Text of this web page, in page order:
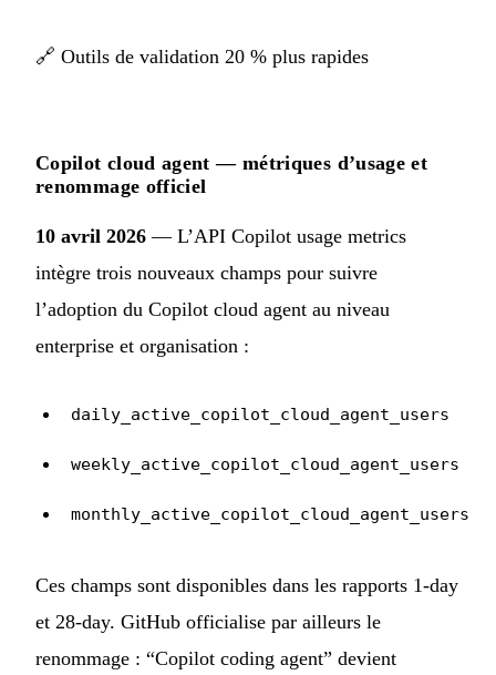
🔗 Outils de validation 20 % plus rapides
Copilot cloud agent — métriques d’usage et
renommage officiel
10 avril 2026 — L’API Copilot usage metrics
intègre trois nouveaux champs pour suivre
l’adoption du Copilot cloud agent au niveau
enterprise et organisation :
daily_active_copilot_cloud_agent_users
weekly_active_copilot_cloud_agent_users
monthly_active_copilot_cloud_agent_users
Ces champs sont disponibles dans les rapports 1-day
et 28-day. GitHub officialise par ailleurs le
renommage : “Copilot coding agent” devient